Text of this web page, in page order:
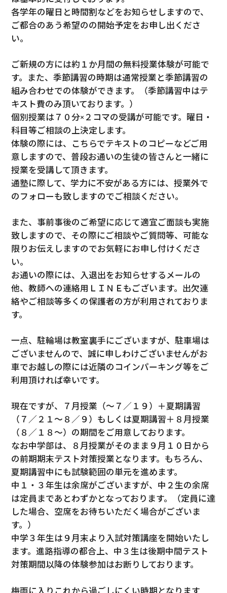
各学年の曜日と時間割などをお知らせしますので、
ご都合のあう希望のの開始予定をお申し出くださ
い。
ご新規の方には約１か月間の無料授業体験が可能で
す。また、季節講習の時期は通常授業と季節講習の
組み合わせでの体験ができます。（季節講習中はテ
キスト費のみ頂いております。）
個別授業は７０分×２コマの受講が可能です。曜日・
科目等ご相談の上決定します。
体験の際には、こちらでテキストのコピーなどご用
意しますので、普段お通いの生徒の皆さんと一緒に
授業を受講して頂きます。
通塾に際して、学力に不安がある方には、授業外で
のフォローも致しますのでご相談ください。
また、事前事後のご希望に応じて適宜ご面談も実施
致しますので、その際にご相談やご質問等、可能な
限りお伝えしますのでお気軽にお申し付けくださ
い。
お通いの際には、入退出をお知らせするメールの
他、教師への連絡用ＬＩＮＥもございます。出欠連
絡やご相談等多くの保護者の方が利用されておりま
す。
一点、駐輪場は教室裏手にございますが、駐車場は
ございませんので、誠に申しわけございませんがお
車でお越しの際には近隣のコインパーキング等をご
利用頂ければ幸いです。
現在ですが、７月授業（～７／１９）＋夏期講習
（７／２１～８／９）もしくは夏期講習＋８月授業
（８／１８～）の期間をご用意しております。
なお中学部は、８月授業がそのまま９月１０日から
の前期期末テスト対策授業となります。もちろん、
夏期講習中にも試験範囲の単元を進めます。
中１・３年生は余席がございますが、中２生の余席
は定員まであとわずかとなっております。（定員に達
した場合、空席をお待ちいただく場合がございま
す。）
中学３年生は９月末より入試対策講座を開始いたし
ます。進路指導の都合上、中３生は後期中間テスト
対策期間以降の体験参加はお断りしております。
梅雨に入りこれから過ごしにくい時期となります